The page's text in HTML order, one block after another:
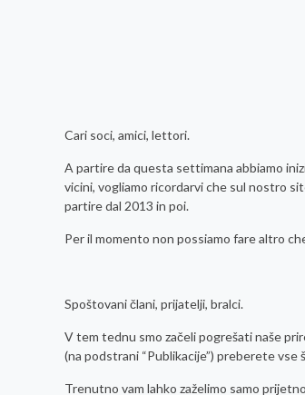
Cari soci, amici, lettori.
A partire da questa settimana abbiamo
vicini, vogliamo ricordarvi che sul nostro
partire dal 2013 in poi.
Per il momento non possiamo fare altro
Spoštovani člani, prijatelji, bralci.
V tem tednu smo začeli pogrešati naše
(na podstrani “Publikacije”) preberete vse
Trenutno vam lahko zaželimo samo